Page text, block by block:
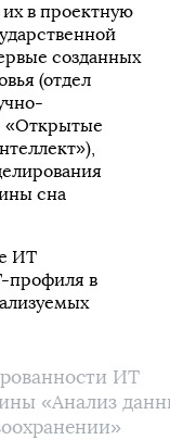
в проектную
созданных
(отдел
«Открытые
сна
ИТ
профиля в
ИТ
«Анализ